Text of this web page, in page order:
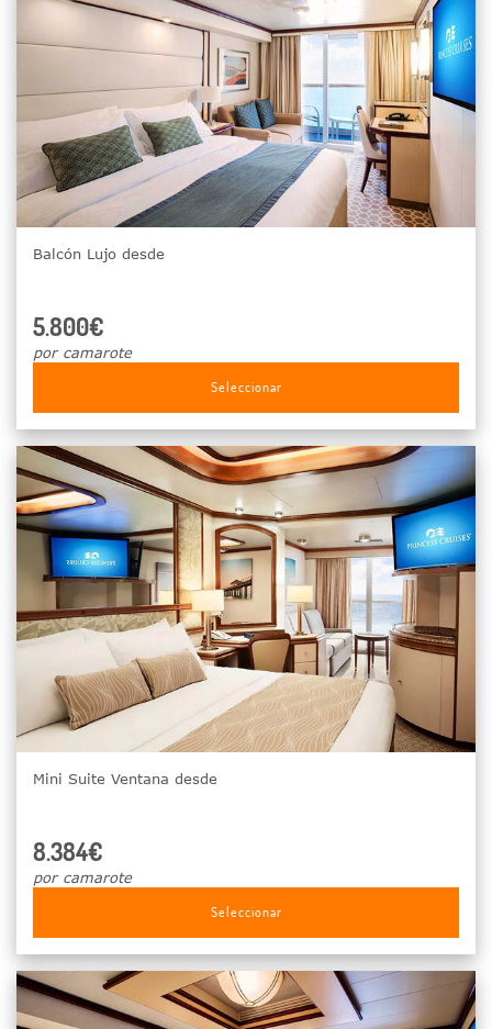
Balcón Lujo desde
5.800€
por camarote
Seleccionar
Mini Suite Ventana desde
8.384€
por camarote
Seleccionar